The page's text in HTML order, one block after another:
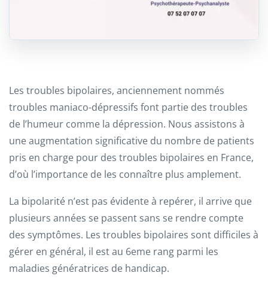
Les troubles bipolaires, anciennement nommés
troubles maniaco-dépressifs font partie des troubles
de l’humeur comme la dépression. Nous assistons à
une augmentation significative du nombre de patients
pris en charge pour des troubles bipolaires en France,
d’où l’importance de les connaître plus amplement.
La bipolarité n’est pas évidente à repérer, il arrive que
plusieurs années se passent sans se rendre compte
des symptômes. Les troubles bipolaires sont difficiles à
gérer en général, il est au 6eme rang parmi les
maladies génératrices de handicap.